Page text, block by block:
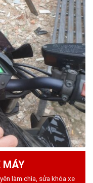
MÁY
làm chìa, sửa khóa xe